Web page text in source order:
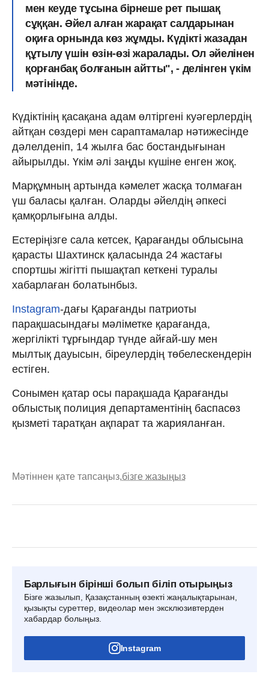
мен кеуде тұсына бірнеше рет пышақ
сұққан. Әйел алған жарақат салдарынан
оқиға орнында көз жұмды. Күдікті жазадан
құтылу үшін өзін-өзі жаралады. Ол әйелінен
қорғанбақ болғанын айтты", - делінген үкім
мәтінінде.
Күдіктінің қасақана адам өлтіргені куәгерлердің
айтқан сөздері мен сараптамалар нәтижесінде
дәлелденіп, 14 жылға бас бостандығынан
айырылды. Үкім әлі заңды күшіне енген жоқ.
Марқұмның артында кәмелет жасқа толмаған
үш баласы қалған. Оларды әйелдің әпкесі
қамқорлығына алды.
Естеріңізге сала кетсек, Қарағанды облысына
қарасты Шахтинск қаласында 24 жастағы
спортшы жігітті пышақтап кеткені туралы
хабарлаған болатынбыз.
Instagram-дағы Қарағанды патриоты
парақшасындағы мәліметке қарағанда,
жергілікті тұрғындар түнде айғай-шу мен
мылтық дауысын, біреулердің төбелескендерін
естіген.
Сонымен қатар осы парақшада Қарағанды
облыстық полиция департаментінің баспасөз
қызметі таратқан ақпарат та жарияланған.
Мәтіннен қате тапсаңыз,бізге жазыңыз
Барлығын бірінші болып біліп отырыңыз
Бізге жазылып, Қазақстанның өзекті жаңалықтарынан,
қызықты суреттер, видеолар мен эксклюзивтерден
хабардар болыңыз.
Instagram